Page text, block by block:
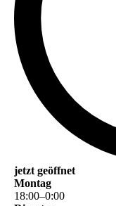
jetzt geöffnet
Montag
18:00–0:00